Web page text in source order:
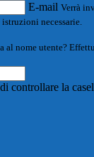
E-mail Verrà
necessarie.
al nome utente?
controllare la